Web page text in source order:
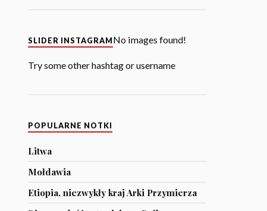
SLIDER INSTAGRAM No images found!
Try some other hashtag or username
POPULARNE NOTKI
Litwa
Mołdawia
Etiopia, niezwykły kraj Arki Przymierza